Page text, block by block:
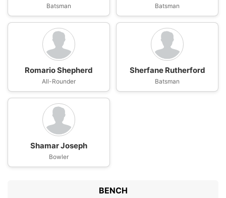
Batsman Batsman
Romario Shepherd
All-Rounder
Sherfane Rutherford
Batsman
Shamar Joseph
Bowler
BENCH